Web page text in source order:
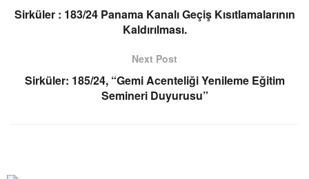
Sirküler : 183/24 Panama Kanalı Geçiş Kısıtlamalarının
Kaldırılması.
Next Post
Sirküler: 185/24, “Gemi Acenteliği Yenileme Eğitim
Semineri Duyurusu”